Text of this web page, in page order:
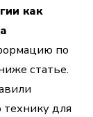
как
по
статье.
для